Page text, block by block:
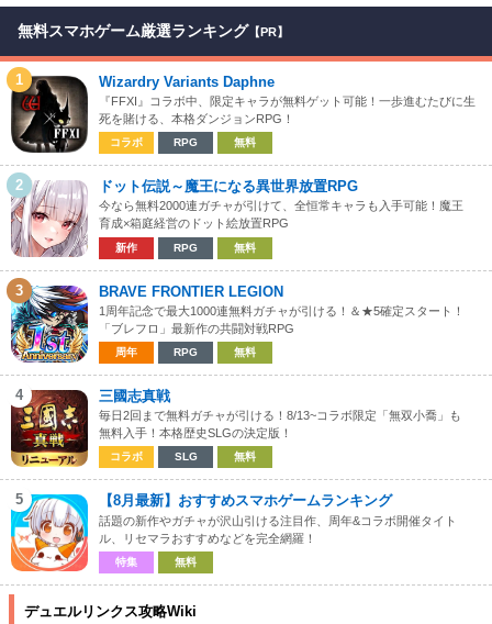
無料スマホゲーム厳選ランキング 【PR】
1 Wizardry Variants Daphne
『FFXI』コラボ中、限定キャラが無料ゲット可能！一歩進むたびに生
死を賭ける、本格ダンジョンRPG！
コラボ RPG 無料
2 ドット伝説～魔王になる異世界放置RPG
今なら無料2000連ガチャが引けて、全恒常キャラも入手可能！魔王
育成×箱庭経営のドット絵放置RPG
新作 RPG 無料
3 BRAVE FRONTIER LEGION
1周年記念で最大1000連無料ガチャが引ける！＆★5確定スタート！
「ブレフロ」最新作の共闘対戦RPG
周年 RPG 無料
4 三國志真戦
毎日2回まで無料ガチャが引ける！8/13~コラボ限定「無双小喬」も
無料入手！本格歴史SLGの決定版！
コラボ SLG 無料
5 【8月最新】おすすめスマホゲームランキング
話題の新作やガチャが沢山引ける注目作、周年&コラボ開催タイト
ル、リセマラおすすめなどを完全網羅！
特集 無料
デュエルリンクス攻略Wiki